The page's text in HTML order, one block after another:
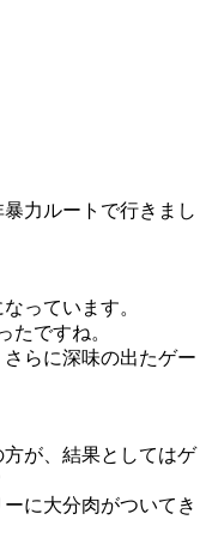
力ルートで行きまし
っています。
たですね。
らに深味の出たゲー
が、結果としてはゲ
に大分肉がついてき